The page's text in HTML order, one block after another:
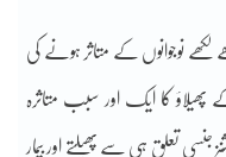
لکھے نوجوانوں کے متاثر ہونے کی
پھیلاؤ کا ایک اور سبب متاثرہ
جنسی تعلق ہی سے پھیلتے اور بیمار